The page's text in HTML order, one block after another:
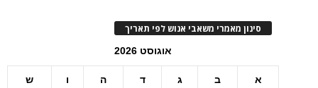
סינון מאמרי משאבי אנוש לפי תאריך
אוגוסט 2026
א ב ג ד ה ו ש